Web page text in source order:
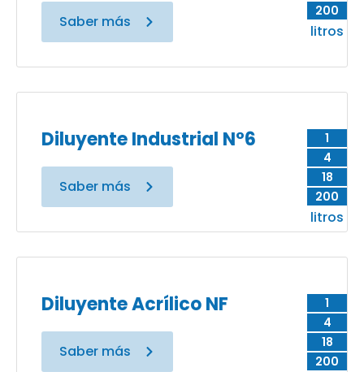
200
litros
Saber más
1
4
18
200
litros
Diluyente Industrial N°6
Saber más
1
4
18
200
Diluyente Acrílico NF
Saber más